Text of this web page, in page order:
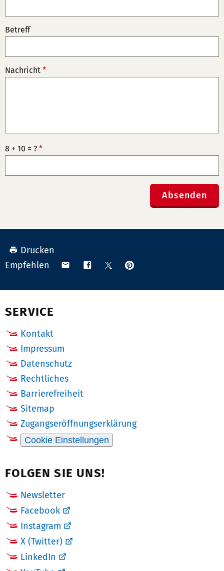
Betreff
Nachricht *
8 + 10 = ? *
Absenden
Drucken
Empfehlen
Teilen Teilen TeilenAnpinnen
SERVICE
Kontakt
Impressum
Datenschutz
Rechtliches
Barrierefreiheit
Sitemap
Zugangseröffnungserklärung
Cookie Einstellungen
FOLGEN SIE UNS!
Newsletter
Facebook
Instagram
X (Twitter)
LinkedIn